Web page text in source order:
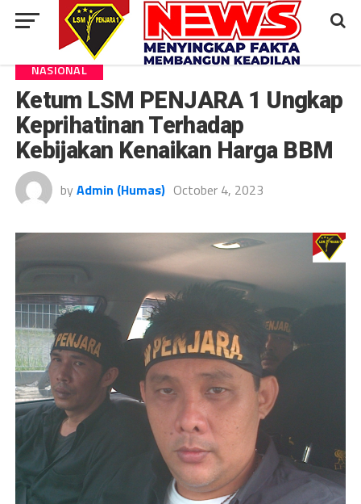
NASIONAL
Ketum LSM PENJARA 1 Ungkap
Keprihatinan Terhadap
Kebijakan Kenaikan Harga BBM
by Admin (Humas) October 4, 2023